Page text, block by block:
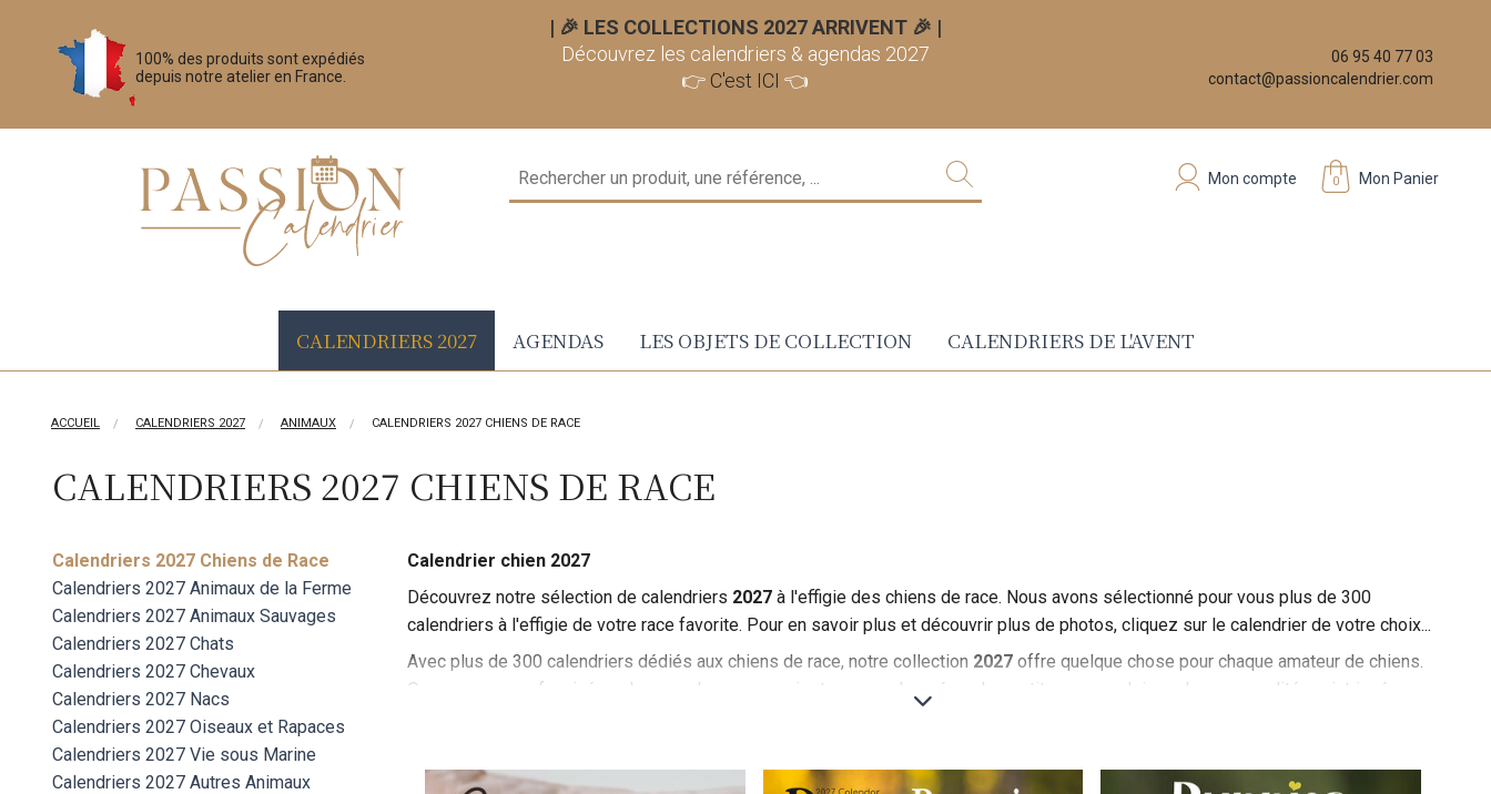
100% des produits sont expédiés
depuis notre atelier en France.
| 🎉 LES COLLECTIONS 2027 ARRIVENT 🎉 |
Découvrez les calendriers & agendas 2027
👉 C'est ICI 👈
06 95 40 77 03
contact@passioncalendrier.com
0 Mon Panier
Mon compte
CALENDRIERS 2027 AGENDAS LES OBJETS DE COLLECTION CALENDRIERS DE L'AVENT
ACCUEIL CALENDRIERS 2027 ANIMAUX CALENDRIERS 2027 CHIENS DE RACE
CALENDRIERS 2027 CHIENS DE RACE
Calendriers 2027 Chiens de Race
Calendriers 2027 Animaux de la Ferme
Calendriers 2027 Animaux Sauvages
Calendriers 2027 Chats
Calendriers 2027 Chevaux
Calendriers 2027 Nacs
Calendriers 2027 Oiseaux et Rapaces
Calendriers 2027 Vie sous Marine
Calendriers 2027 Autres Animaux
Calendrier chien 2027
Découvrez notre sélection de calendriers 2027 à l'effigie des chiens de race. Nous avons sélectionné pour vous plus de 300
calendriers à l'effigie de votre race favorite. Pour en savoir plus et découvrir plus de photos, cliquez sur le calendrier de votre choix...
Avec plus de 300 calendriers dédiés aux chiens de race, notre collection 2027 offre quelque chose pour chaque amateur de chiens.
Que vous soyez fasciné par les grandes races majestueuses, charmé par les petites races pleines de personnalité, ou intrigué par
découvrir plus de photos !